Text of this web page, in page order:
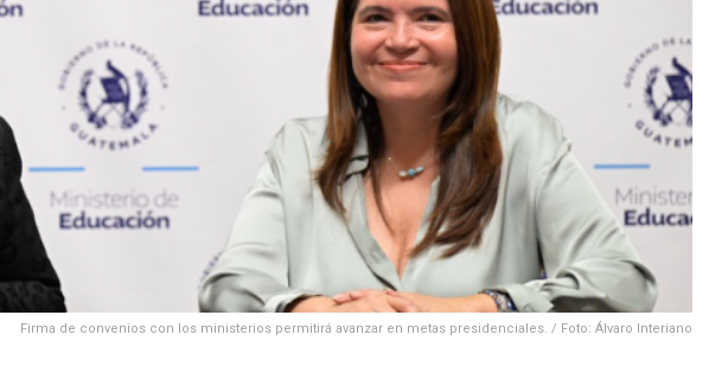
Firma de convenios con los ministerios permitirá avanzar en metas presidenciales. / Foto: Álvaro Interiano